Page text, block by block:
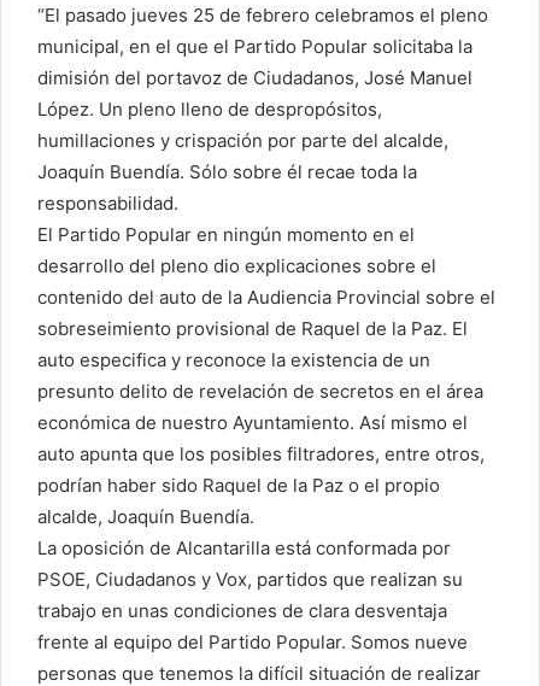
“El pasado jueves 25 de febrero celebramos el pleno
municipal, en el que el Partido Popular solicitaba la
dimisión del portavoz de Ciudadanos, José Manuel
López. Un pleno lleno de despropósitos,
humillaciones y crispación por parte del alcalde,
Joaquín Buendía. Sólo sobre él recae toda la
responsabilidad.
El Partido Popular en ningún momento en el
desarrollo del pleno dio explicaciones sobre el
contenido del auto de la Audiencia Provincial sobre el
sobreseimiento provisional de Raquel de la Paz. El
auto especifica y reconoce la existencia de un
presunto delito de revelación de secretos en el área
económica de nuestro Ayuntamiento. Así mismo el
auto apunta que los posibles filtradores, entre otros,
podrían haber sido Raquel de la Paz o el propio
alcalde, Joaquín Buendía.
La oposición de Alcantarilla está conformada por
PSOE, Ciudadanos y Vox, partidos que realizan su
trabajo en unas condiciones de clara desventaja
frente al equipo del Partido Popular. Somos nueve
personas que tenemos la difícil situación de realizar